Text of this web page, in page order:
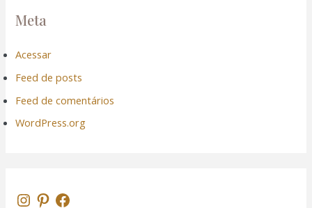
Meta
Acessar
Feed de posts
Feed de comentários
WordPress.org